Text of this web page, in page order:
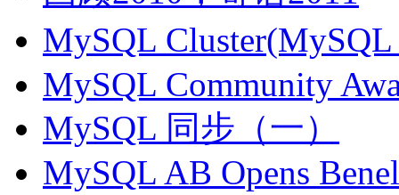
MySQL
MySQL Community
MySQL 同步（一）
MySQL AB Opens